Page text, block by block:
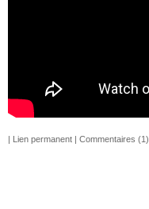
| Lien permanent | Commentaires (1)